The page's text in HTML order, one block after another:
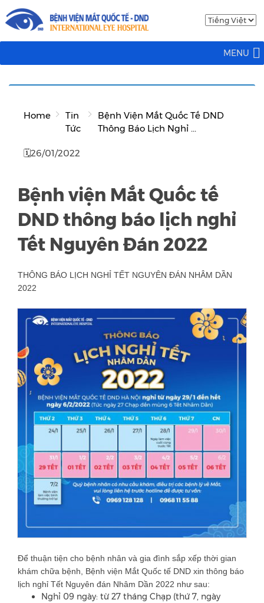
MENU
Home
Tin
Tức
Bệnh Viện Mắt Quốc Tế DND
Thông Báo Lịch Nghỉ ...
🗓26/01/2022
Bệnh viện Mắt Quốc tế
DND thông báo lịch nghỉ
Tết Nguyên Đán 2022
THÔNG BÁO LỊCH NGHỈ TẾT NGUYÊN ĐÁN NHÂM DẦN
2022
Để thuận tiện cho bệnh nhân và gia đình sắp xếp thời gian
khám chữa bệnh, Bệnh viện Mắt Quốc tế DND xin thông báo
lịch nghỉ Tết Nguyên đán Nhâm Dần 2022 như sau:
Nghỉ 09 ngày: từ 27 tháng Chạp (thứ 7, ngày